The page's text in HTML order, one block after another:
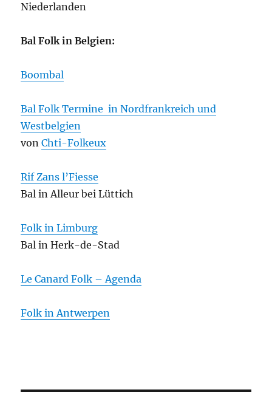
Niederlanden
Bal Folk in Belgien:
Boombal
Bal Folk Termine in Nordfrankreich und
Westbelgien
vonChti-Folkeux
Rif Zans l’Fiesse
Bal in Alleur bei Lüttich
Folk in Limburg
Bal in Herk-de-Stad
Le Canard Folk – Agenda
Folk in Antwerpen